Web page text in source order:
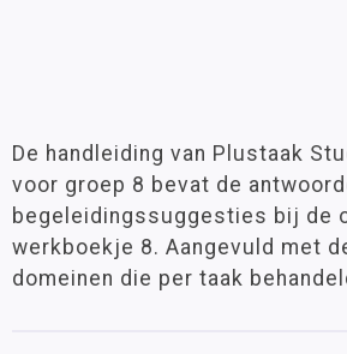
De handleiding van Plustaak
voor groep 8 bevat de
begeleidingssuggesties bij de
werkboekje 8. Aangevuld met
domeinen die per taak